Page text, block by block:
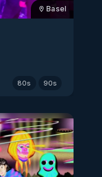
Basel
80s 90s